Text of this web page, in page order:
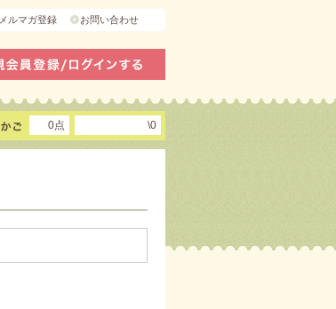
メルマガ登録 お問い合わせ
0点 \0